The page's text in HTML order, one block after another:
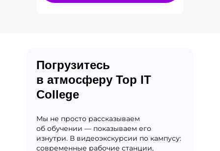
Погрузитесь
в атмосферу Top IT
College
Мы не просто рассказываем
об обучении — показываем его
изнутри. В видеоэкскурсии по кампусу:
современные рабочие станции,